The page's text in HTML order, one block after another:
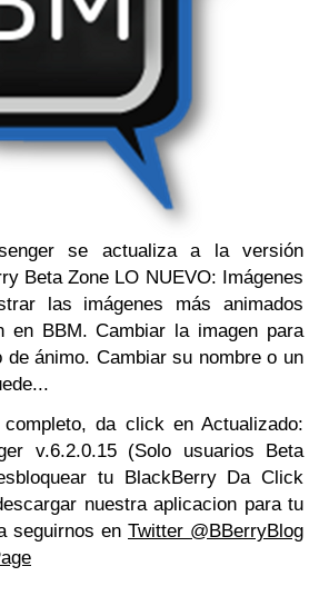
se actualiza a la versión
Beta Zone LO NUEVO: Imágenes
las imágenes más animados
en BBM. Cambiar la imagen para
ánimo. Cambiar su nombre o un
da click en Actualizado:
v.6.2.0.15 (Solo usuarios Beta
tu BlackBerry Da Click
nuestra aplicacion para tu
seguirnos en Twitter @BBerryBlog